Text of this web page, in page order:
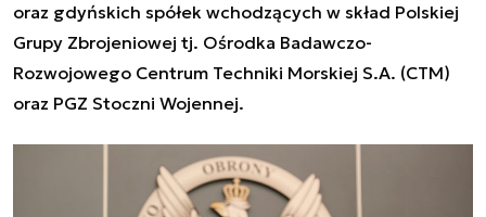
oraz gdyńskich spółek wchodzących w skład Polskiej
Grupy Zbrojeniowej tj. Ośrodka Badawczo-
Rozwojowego Centrum Techniki Morskiej S.A. (CTM)
oraz PGZ Stoczni Wojennej.